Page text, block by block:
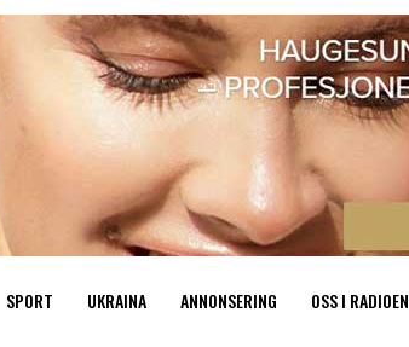
SPORT UKRAINA ANNONSERING OSS I RADIOEN